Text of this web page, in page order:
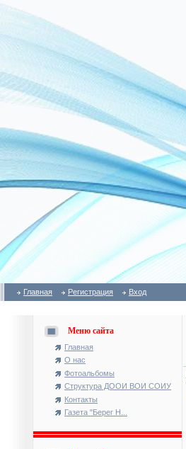
Главная Регистрация Вход
Меню сайта
Главная
О нас
Фотоальбомы
Структура ДООИ ВОИ СОИУ
Контакты
Газета "Берег Н...